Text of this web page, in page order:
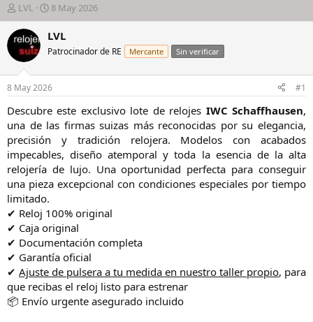
I
n
i
c
i
a
d
o
r
e
l
h
i
l
o
LVL
F
e
c
a
e
i
n
c
o
8 May 2026
LVL
Patrocinador de RE Mercante Sin verificar
8 May 2026 #1
Descubre este exclusivo lote de relojes IWC Schaffhausen,
una de las firmas suizas más reconocidas por su elegancia,
precisión y tradición relojera. Modelos con acabados
impecables, diseño atemporal y toda la esencia de la alta
relojería de lujo. Una oportunidad perfecta para conseguir
una pieza excepcional con condiciones especiales por tiempo
limitado.​
✔ Reloj 100% original
✔ Caja original
✔ Documentación completa
✔ Garantía oficial
✔ Ajuste de pulsera a tu medida en nuestro taller propio, para
que recibas el reloj listo para estrenar
📦 Envío urgente asegurado incluido